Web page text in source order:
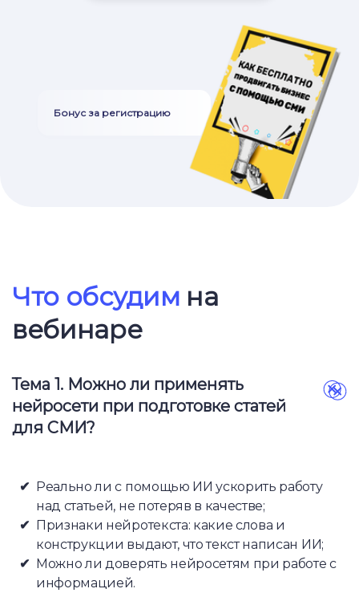
Бонус за регистрацию
Что обсудим на
вебинаре
Тема 1. Можно ли применять
нейросети при подготовке статей
для СМИ?
Реально ли с помощью ИИ ускорить работу
над статьей, не потеряв в качестве;
Признаки нейротекста: какие слова и
конструкции выдают, что текст написан ИИ;
Можно ли доверять нейросетям при работе с
информацией.